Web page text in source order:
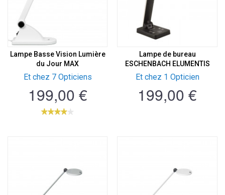
Lampe Basse Vision Lumière
du Jour MAX
Et chez 7 Opticiens
199,00 €
Lampe de bureau
ESCHENBACH ELUMENTIS
Et chez 1 Opticien
199,00 €